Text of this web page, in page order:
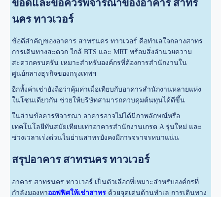
ข้อดีและข้อควรพิจารณาของอาคาร สาทร
นคร ทาวเวอร์
ข้อดีสำคัญของอาคาร สาทรนคร ทาวเวอร์ คือทำเลใจกลางสาทร
การเดินทางสะดวก ใกล้ BTS และ MRT พร้อมสิ่งอำนวยความ
สะดวกครบครัน เหมาะสำหรับองค์กรที่ต้องการสำนักงานใน
ศูนย์กลางธุรกิจของกรุงเทพฯ
อีกทั้งค่าเช่ายังถือว่าคุ้มค่าเมื่อเทียบกับอาคารสำนักงานหลายแห่ง
ในโซนเดียวกัน ช่วยให้บริษัทสามารถควบคุมต้นทุนได้ดีขึ้น
ในส่วนข้อควรพิจารณา อาคารอาจไม่ได้มีภาพลักษณ์หรือ
เทคโนโลยีทันสมัยเทียบเท่าอาคารสำนักงานเกรด A รุ่นใหม่ และ
ช่วงเวลาเร่งด่วนในย่านสาทรยังคงมีการจราจรหนาแน่น
สรุปอาคาร สาทรนคร ทาวเวอร์
อาคาร สาทรนคร ทาวเวอร์ เป็นตัวเลือกที่เหมาะสำหรับองค์กรที่
กำลังมองหาออฟฟิศให้เช่าสาทร ด้วยจุดเด่นด้านทำเล การเดินทาง